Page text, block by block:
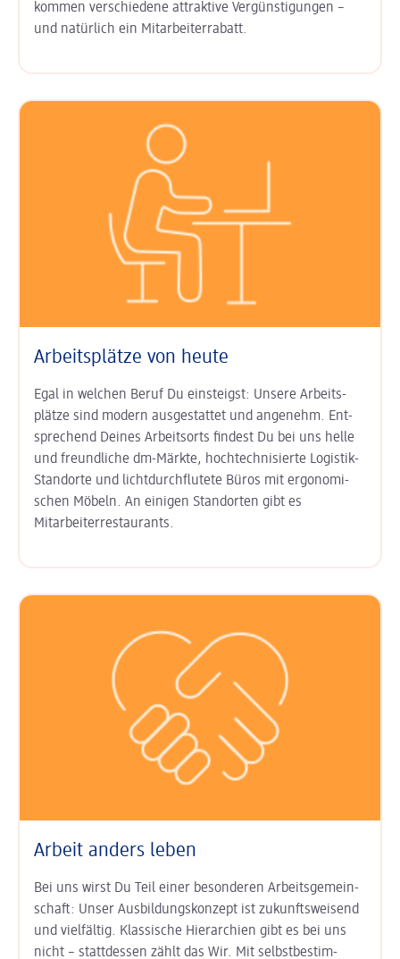
kommen ver­schiedene attraktive Ver­günsti­gungen –
und natürlich ein Mitarbeiter­rabatt.
Arbeitsplätze von heute
Egal in welchen Beruf Du einsteigst: Unsere Arbeits­
plätze sind modern aus­gestattet und angenehm. Ent­
sprechend Deines Arbeits­orts findest Du bei uns helle
und freund­liche dm-Märkte, hoch­technisierte Logistik-
Standorte und licht­durchflutete Büros mit ergo­nomi­
schen Möbeln. An einigen Stand­orten gibt es
Mitarbeiter­restaurants.
Arbeit anders leben
Bei uns wirst Du Teil einer besonderen Arbeits­gemein­
schaft: Unser Aus­bildungs­konzept ist zukunfts­weisend
und vielfältig. Klas­sische Hierarchien gibt es bei uns
nicht – statt­dessen zählt das Wir. Mit selbst­bestim­